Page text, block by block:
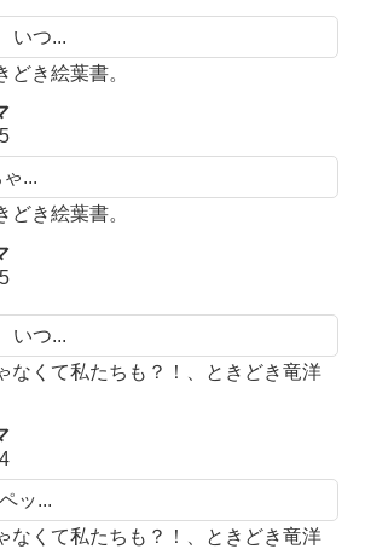
いつ...
どき絵葉書。
...
どき絵葉書。
いつ...
なくて私たちも？！、ときどき竜洋
ッ...
なくて私たちも？！、ときどき竜洋